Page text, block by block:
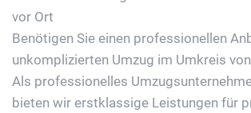
vor Ort
Benötigen Sie einen professionellen
unkomplizierten Umzug im Umkreis
Als professionelles
bieten wir erstklassige Leistungen für